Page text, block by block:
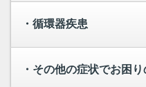
・循環器疾患
・その他の症状でお困